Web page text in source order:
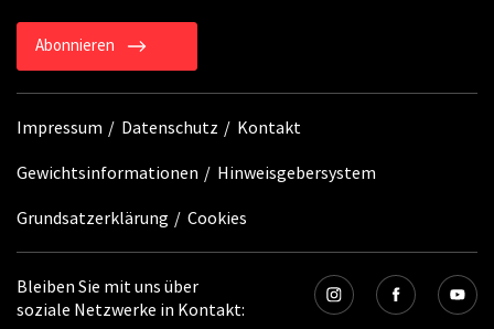
Abonnieren
Impressum Datenschutz Kontakt
Gewichtsinformationen Hinweisgebersystem
Grundsatzerklärung Cookies
Bleiben Sie mit uns über
soziale Netzwerke in Kontakt: